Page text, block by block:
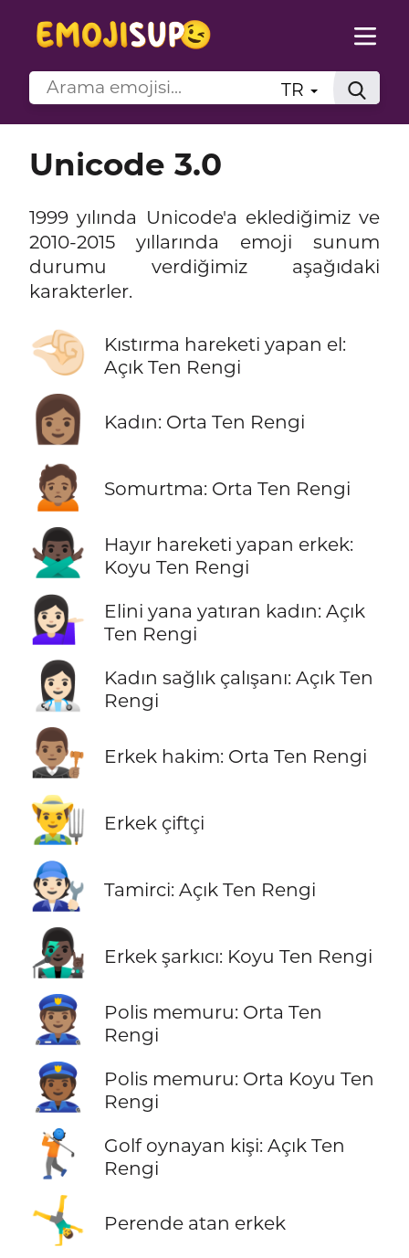
TR
Unicode 3.0
1999 yılında Unicode'a eklediğimiz ve
2010-2015 yıllarında emoji sunum
durumu verdiğimiz aşağıdaki
karakterler.
🤏🏻
Kıstırma hareketi yapan el:
Açık Ten Rengi
👩🏽 Kadın: Orta Ten Rengi
🙍🏽 Somurtma: Orta Ten Rengi
🙅🏿‍♂️
Hayır hareketi yapan erkek:
Koyu Ten Rengi
💁🏻‍♀️
Elini yana yatıran kadın: Açık
Ten Rengi
👩🏻‍⚕️
Kadın sağlık çalışanı: Açık Ten
Rengi
👨🏽‍⚖️ Erkek hakim: Orta Ten Rengi
👨‍🌾 Erkek çiftçi
🧑🏻‍🔧 Tamirci: Açık Ten Rengi
👨🏿‍🎤 Erkek şarkıcı: Koyu Ten Rengi
👮🏽
Polis memuru: Orta Ten
Rengi
👮🏾
Polis memuru: Orta Koyu Ten
Rengi
🏌🏻
Golf oynayan kişi: Açık Ten
Rengi
🤸‍♂️ Perende atan erkek